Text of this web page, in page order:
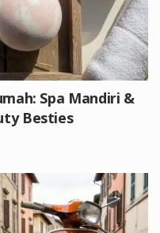
Spa Mandiri &
Besties